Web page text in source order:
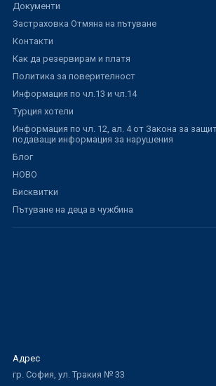
Документи
Застраховка Отмяна на пътуване
Контакти
Как да резервирам и платя
Политика за поверителност
Информация по чл.13 и чл.14
Турция хотели
Информация по чл. 12, ал. 4 от Закона за
подаващи информация за нарушения
Блог
НОВО
Бисквитки
Пътуване на деца в чужбина
Адрес
гр. София, ул. Тракия № 33